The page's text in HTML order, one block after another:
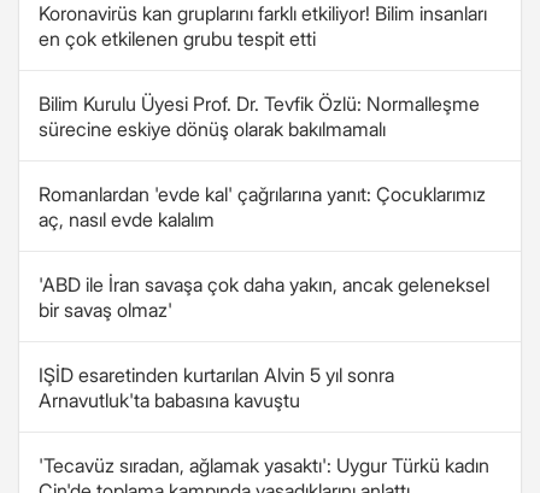
Koronavirüs kan gruplarını farklı etkiliyor! Bilim insanları
en çok etkilenen grubu tespit etti
Bilim Kurulu Üyesi Prof. Dr. Tevfik Özlü: Normalleşme
sürecine eskiye dönüş olarak bakılmamalı
Romanlardan 'evde kal' çağrılarına yanıt: Çocuklarımız
aç, nasıl evde kalalım
'ABD ile İran savaşa çok daha yakın, ancak geleneksel
bir savaş olmaz'
IŞİD esaretinden kurtarılan Alvin 5 yıl sonra
Arnavutluk'ta babasına kavuştu
'Tecavüz sıradan, ağlamak yasaktı': Uygur Türkü kadın